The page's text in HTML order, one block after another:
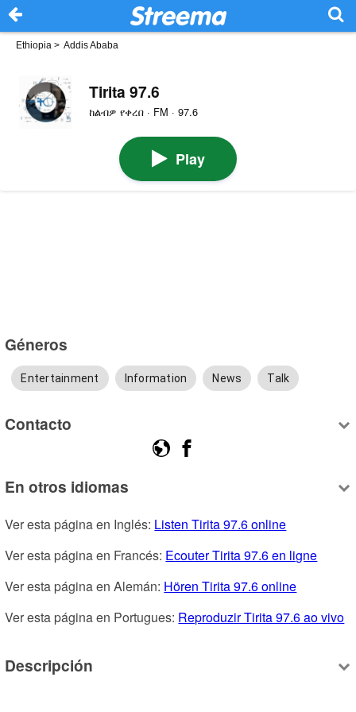
Ethiopia > Addis Ababa
Tirita 97.6
ከልብዎ የቀረበ · FM · 97.6
Play
Géneros
Entertainment Information News Talk
Contacto
En otros idiomas
Ver esta página en Inglés: Listen Tirita 97.6 online
Ver esta página en Francés: Ecouter Tirita 97.6 en ligne
Ver esta página en Alemán: Hören Tirita 97.6 online
Ver esta página en Portugues: Reproduzir Tirita 97.6 ao vivo
Descripción